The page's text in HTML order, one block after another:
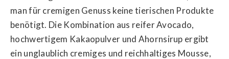
man für cremigen Genuss keine tierischen Produkte
benötigt. Die Kombination aus reifer Avocado,
hochwertigem Kakaopulver und Ahornsirup ergibt
ein unglaublich cremiges und reichhaltiges Mousse,